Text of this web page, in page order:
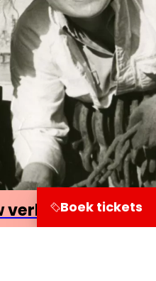
verhaal?Boek tickets